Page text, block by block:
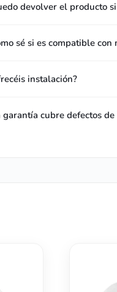
devolver el producto
sé si es compatible con
instalación?
garantía cubre defectos